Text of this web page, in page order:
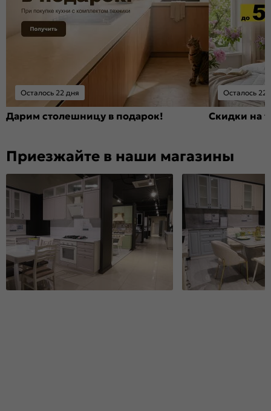
Осталось 22 дня
Дарим столешницу в подарок!
Осталось 22
Скидки на
Приезжайте в наши магазины